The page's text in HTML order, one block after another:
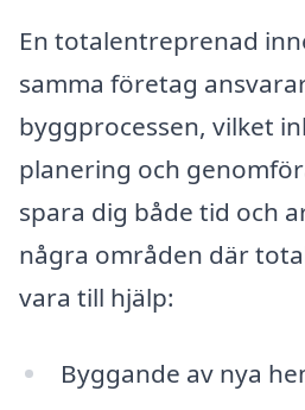
En totalentreprenad
samma företag
byggprocessen, vilket
planering och
spara dig både tid och
några områden där
vara till hjälp:
Byggande av nya